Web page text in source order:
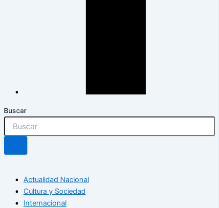
Buscar
Actualidad Nacional
Cultura y Sociedad
Internacional